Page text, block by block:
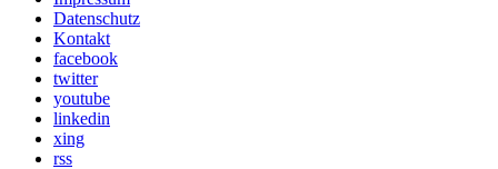
Datenschutz
Kontakt
facebook
twitter
youtube
linkedin
xing
rss